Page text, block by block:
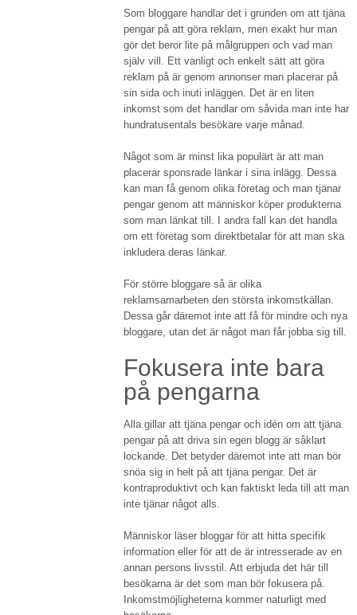
Som bloggare handlar det i grunden om att tjäna
pengar på att göra reklam, men exakt hur man
gör det beror lite på målgruppen och vad man
själv vill. Ett vanligt och enkelt sätt att göra
reklam på är genom annonser man placerar på
sin sida och inuti inläggen. Det är en liten
inkomst som det handlar om såvida man inte har
hundratusentals besökare varje månad.
Något som är minst lika populärt är att man
placerar sponsrade länkar i sina inlägg. Dessa
kan man få genom olika företag och man tjänar
pengar genom att människor köper produkterna
som man länkat till. I andra fall kan det handla
om ett företag som direktbetalar för att man ska
inkludera deras länkar.
För större bloggare så är olika
reklamsamarbeten den största inkomstkällan.
Dessa går däremot inte att få för mindre och nya
bloggare, utan det är något man får jobba sig till.
Fokusera inte bara
på pengarna
Alla gillar att tjäna pengar och idén om att tjäna
pengar på att driva sin egen blogg är såklart
lockande. Det betyder däremot inte att man bör
snöa sig in helt på att tjäna pengar. Det är
kontraproduktivt och kan faktiskt leda till att man
inte tjänar något alls.
Människor läser bloggar för att hitta specifik
information eller för att de är intresserade av en
annan persons livsstil. Att erbjuda det här till
besökarna är det som man bör fokusera på.
Inkomstmöjligheterna kommer naturligt med